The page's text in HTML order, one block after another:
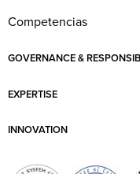
Competencias
GOVERNANCE &
EXPERTISE
INNOVATION